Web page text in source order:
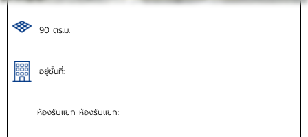
90 ตร.ม.
อยู่ชั้นที่:
ห้องรับแขก ห้องรับแขก: